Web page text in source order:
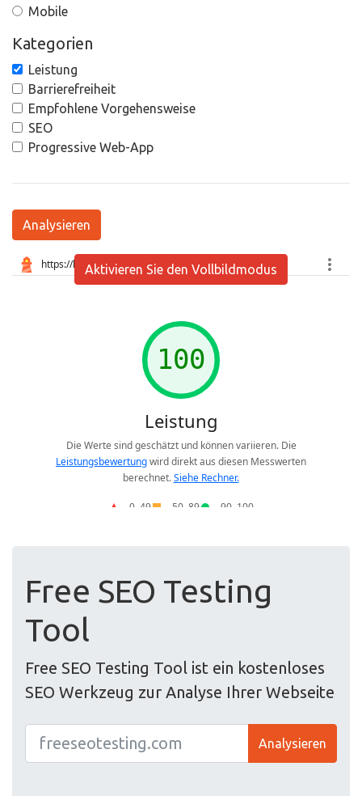
Mobile
Kategorien
Leistung
Barrierefreiheit
Empfohlene Vorgehensweise
SEO
Progressive Web-App
Analysieren
Aktivieren Sie den Vollbildmodus
Free SEO Testing
Tool
Free SEO Testing Tool ist ein kostenloses
SEO Werkzeug zur Analyse Ihrer Webseite
Analysieren